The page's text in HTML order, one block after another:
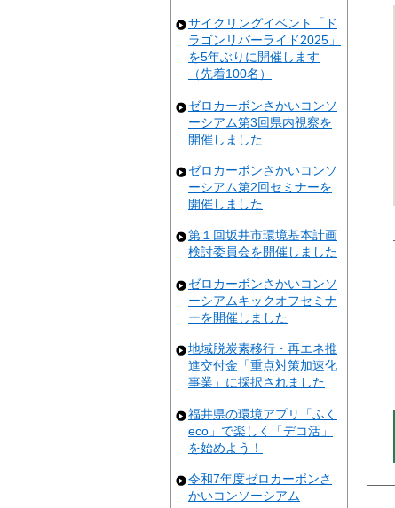
サイクリングイベント「ド
ラゴンリバーライド2025」
を5年ぶりに開催します
（先着100名）
ゼロカーボンさかいコンソ
ーシアム第3回県内視察を
開催しました
ゼロカーボンさかいコンソ
ーシアム第2回セミナーを
開催しました
第１回坂井市環境基本計画
検討委員会を開催しました
ゼロカーボンさかいコンソ
ーシアムキックオフセミナ
ーを開催しました
地域脱炭素移行・再エネ推
進交付金「重点対策加速化
事業」に採択されました
福井県の環境アプリ「ふく
eco」で楽しく「デコ活」
を始めよう！
令和7年度ゼロカーボンさ
かいコンソーシアム